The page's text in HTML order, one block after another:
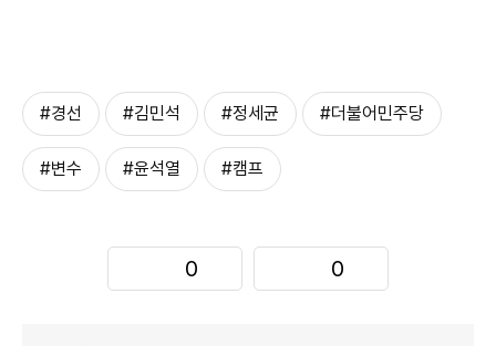
#경선 #김민석 #정세균 #더불어민주당
#변수 #윤석열 #캠프
0 0